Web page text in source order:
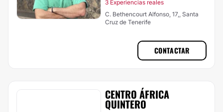
3 Experiencias reales
C. Bethencourt Alfonso, 17,, Santa
Cruz de Tenerife
CONTACTAR
CENTRO ÁFRICA
QUINTERO